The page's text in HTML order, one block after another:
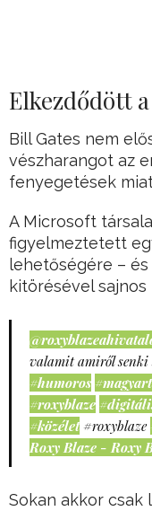
Elkezdődött
Bill Gates nem
vészharangot az
fenyegetések
A Microsoft
figyelmeztetett
lehetőségére – és
kitörésével sajnos
valamit amiről senki
#humoros
#roxyblaze
#közélet #roxyblaze
Roxy Blaze - Roxy
Sokan akkor